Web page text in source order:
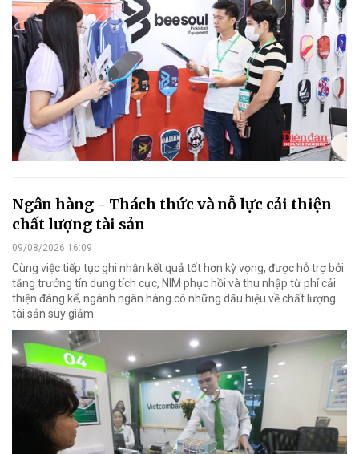
Ngân hàng - Thách thức và nỗ lực cải thiện
chất lượng tài sản
09/08/2026 16:09
Cùng việc tiếp tục ghi nhận kết quả tốt hơn kỳ vọng, được hỗ trợ bởi
tăng trưởng tín dụng tích cực, NIM phục hồi và thu nhập từ phí cải
thiện đáng kể, ngành ngân hàng có những dấu hiệu về chất lượng
tài sản suy giảm.